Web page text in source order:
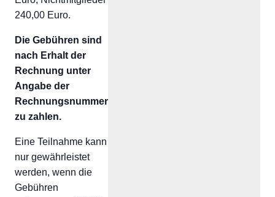
240,00 Euro.
Die Gebühren sind
nach Erhalt der
Rechnung unter
Angabe der
Rechnungsnummer
zu zahlen.
Eine Teilnahme kann
nur gewährleistet
werden, wenn die
Gebühren